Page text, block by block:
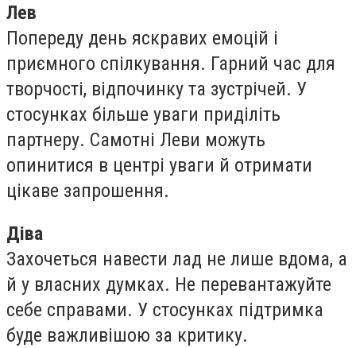
Лев
Попереду день яскравих емоцій і
приємного спілкування. Гарний час для
творчості, відпочинку та зустрічей. У
стосунках більше уваги приділіть
партнеру. Самотні Леви можуть
опинитися в центрі уваги й отримати
цікаве запрошення.
Діва
Захочеться навести лад не лише вдома, а
й у власних думках. Не перевантажуйте
себе справами. У стосунках підтримка
буде важливішою за критику.